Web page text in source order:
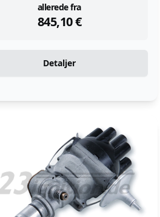
allerede fra
845,10€
instock
Detaljer